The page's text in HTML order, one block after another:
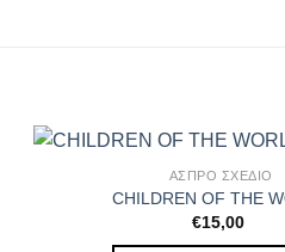
ΑΣΠΡΟ ΣΧΕΔΙΟ
CHILDREN OF THE
€15,00